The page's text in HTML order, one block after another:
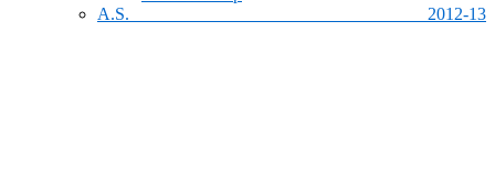
A.S. 2012-13